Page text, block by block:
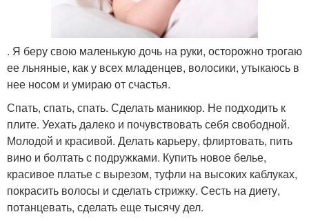
. Я беру свою маленькую дочь на руки, осторожно трогаю
ее льняные, как у всех младенцев, волосики, утыкаюсь в
нее носом и умираю от счастья.
Спать, спать, спать. Сделать маникюр. Не подходить к
плите. Уехать далеко и почувствовать себя свободной.
Молодой и красивой. Делать карьеру, флиртовать, пить
вино и болтать с подружками. Купить новое белье,
красивое платье с вырезом, туфли на высоких каблуках,
покрасить волосы и сделать стрижку. Сесть на диету,
потанцевать, сделать еще тысячу дел.